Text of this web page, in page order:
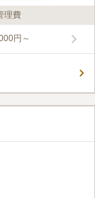
ます。山門の右手
る為、施設内で
理費
円～